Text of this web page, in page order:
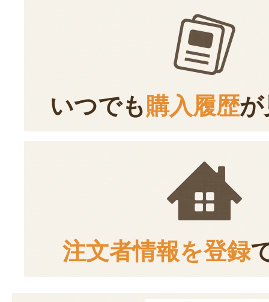
いつでも購入履歴が
注文者情報を登録